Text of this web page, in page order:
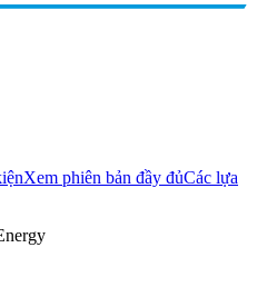
Xem phiên bản đầy đủCác lựa